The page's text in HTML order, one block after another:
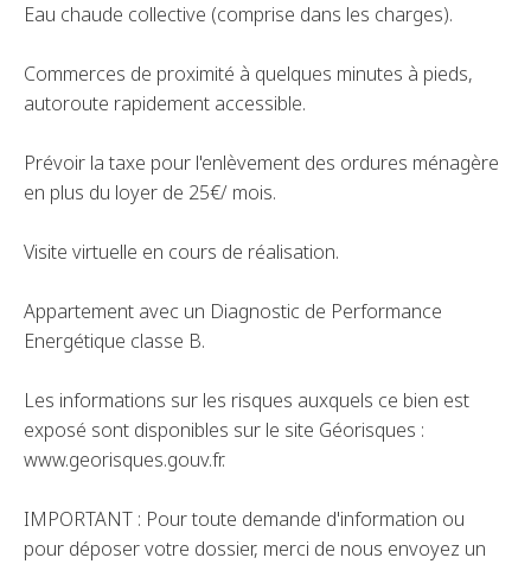
Eau chaude collective (comprise dans les charges).
Commerces de proximité à quelques minutes à pieds,
autoroute rapidement accessible.
Prévoir la taxe pour l'enlèvement des ordures ménagère
en plus du loyer de 25€/ mois.
Visite virtuelle en cours de réalisation.
Appartement avec un Diagnostic de Performance
Energétique classe B.
Les informations sur les risques auxquels ce bien est
exposé sont disponibles sur le site Géorisques :
www.georisques.gouv.fr.
IMPORTANT : Pour toute demande d'information ou
pour déposer votre dossier, merci de nous envoyez un